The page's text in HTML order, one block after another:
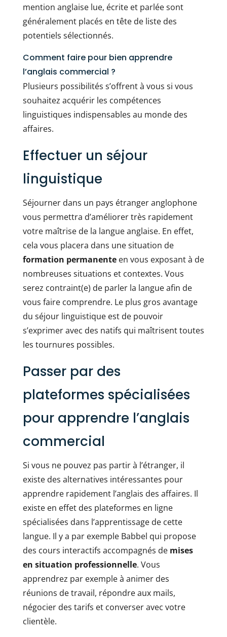
mention anglaise lue, écrite et parlée sont
généralement placés en tête de liste des
potentiels sélectionnés.
Comment faire pour bien apprendre
l’anglais commercial ?
Plusieurs possibilités s’offrent à vous si vous
souhaitez acquérir les compétences
linguistiques indispensables au monde des
affaires.
Effectuer un séjour
linguistique
Séjourner dans un pays étranger anglophone
vous permettra d’améliorer très rapidement
votre maîtrise de la langue anglaise. En effet,
cela vous placera dans une situation de
formation permanente en vous exposant à de
nombreuses situations et contextes. Vous
serez contraint(e) de parler la langue afin de
vous faire comprendre. Le plus gros avantage
du séjour linguistique est de pouvoir
s’exprimer avec des natifs qui maîtrisent toutes
les tournures possibles.
Passer par des
plateformes spécialisées
pour apprendre l’anglais
commercial
Si vous ne pouvez pas partir à l’étranger, il
existe des alternatives intéressantes pour
apprendre rapidement l’anglais des affaires. Il
existe en effet des plateformes en ligne
spécialisées dans l’apprentissage de cette
langue. Il y a par exemple Babbel qui propose
des cours interactifs accompagnés de mises
en situation professionnelle. Vous
apprendrez par exemple à animer des
réunions de travail, répondre aux mails,
négocier des tarifs et converser avec votre
clientèle.